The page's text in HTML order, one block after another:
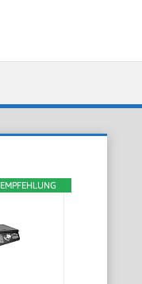
EMPFEHLUNG